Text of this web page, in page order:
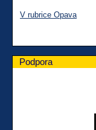
V rubrice Opava
Podpora